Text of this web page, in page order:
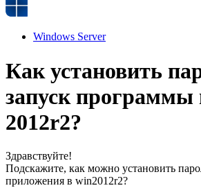
Windows Server
Как установить
запуск программы
2012r2?
Здравствуйте!
Подскажите, как можно установить
приложения в win2012r2?